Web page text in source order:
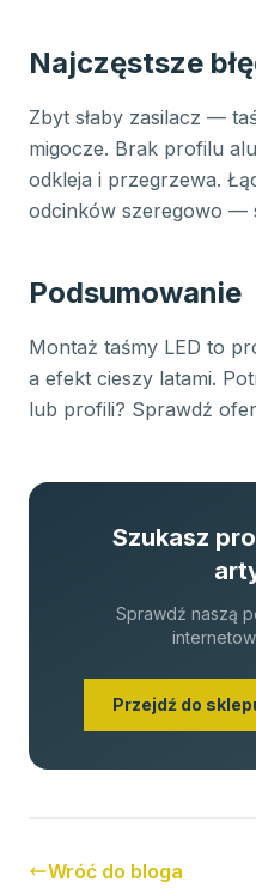
Najczęstsze
Zbyt słaby zasilacz —
migocze. Brak profilu
odkleja i przegrzewa.
odcinków szeregowo —
Podsumowanie
Montaż taśmy LED to
a efekt cieszy latami.
lub profili? Sprawdź
Szukasz
Sprawdź naszą
Przejdź do
Wróć do bloga